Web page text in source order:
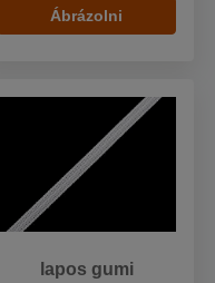
Ábrázolni
lapos gumi